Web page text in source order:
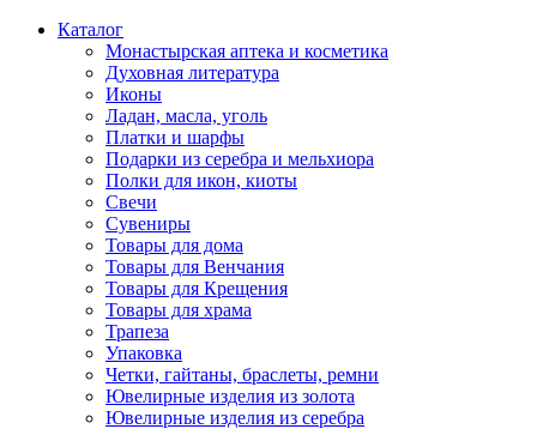
Каталог
Монастырская аптека и косметика
Духовная литература
Иконы
Ладан, масла, уголь
Платки и шарфы
Подарки из серебра и мельхиора
Полки для икон, киоты
Свечи
Сувениры
Товары для дома
Товары для Венчания
Товары для Крещения
Товары для храма
Трапеза
Упаковка
Четки, гайтаны, браслеты, ремни
Ювелирные изделия из золота
Ювелирные изделия из серебра